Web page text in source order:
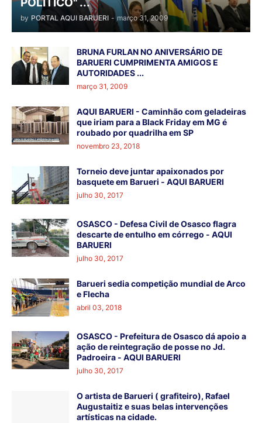
POLÍTICO" ...
by PORTAL AQUI BARUERI - março 31, 2009
BRUNA FURLAN NO ANIVERSÁRIO DE
BARUERI CUMPRIMENTA AMIGOS E
AUTORIDADES ...
março 31, 2009
AQUI BARUERI - Caminhão com geladeiras
que iriam para a Black Friday em MG é
roubado por quadrilha em SP
novembro 23, 2018
Torneio deve juntar apaixonados por
basquete em Barueri - AQUI BARUERI
julho 30, 2017
OSASCO - Defesa Civil de Osasco flagra
descarte de entulho em córrego - AQUI
BARUERI
julho 30, 2017
Barueri sedia competição mundial de Arco
e Flecha
abril 03, 2018
OSASCO - Prefeitura de Osasco dá apoio a
ação de reintegração de posse no Jd.
Padroeira - AQUI BARUERI
julho 30, 2017
O artista de Barueri ( grafiteiro), Rafael
Augustaitiz e suas belas intervenções
artísticas na cidade.